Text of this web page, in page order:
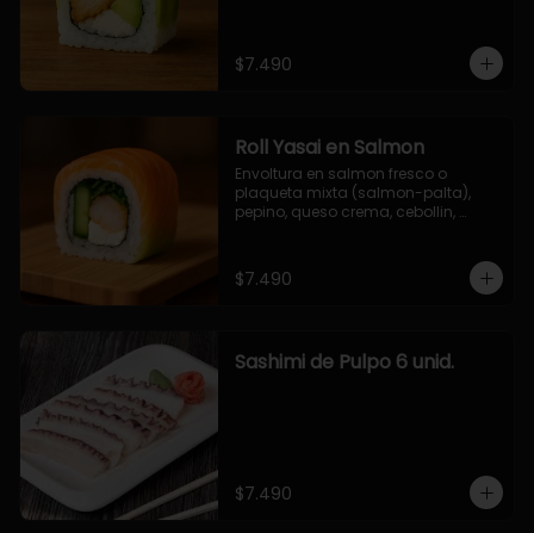
$7.490
Roll Yasai en Salmon
Envoltura en salmon fresco o
plaqueta mixta (salmon-palta),
pepino, queso crema, cebollin,
$7.490
Sashimi de Pulpo 6 unid.
$7.490